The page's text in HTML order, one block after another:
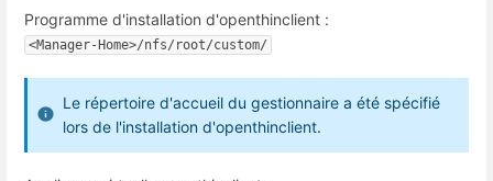
Programme d'installation d'openthinclient :
<Manager-Home>/nfs/root/custom/
Le répertoire d'accueil du gestionnaire a été spécifié
lors de l'installation d'openthinclient.